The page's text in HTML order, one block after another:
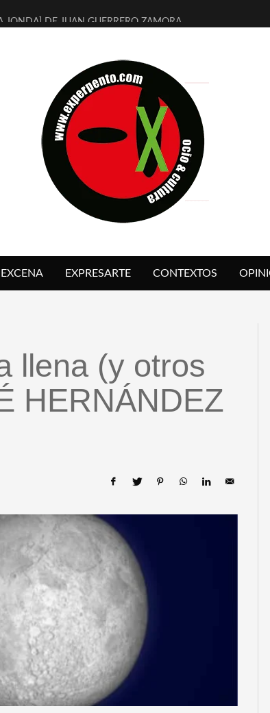
JONDA] DE JUAN GUERRERO ZAMORA
(NO ES NADA) DE LA KATARSIS DEL TOMATAZO
JUDÍAS EN #EXVITA
REINVENTAN [BITÁCORA 3.0] EN EXVITA
FLASH PRESENTA EN EXVITA [RELATIVA SENCILLEZ]
EN EXVITA INTERPRETANDO A SERRAT
[CURSO DE ARMONÍA PERSECUTORIA] EN EXVITA
NOS EXPLICA [DESCASADA]
EXCENA EXPRESARTE CONTEXTOS
llena (y otros
HERNÁNDEZ